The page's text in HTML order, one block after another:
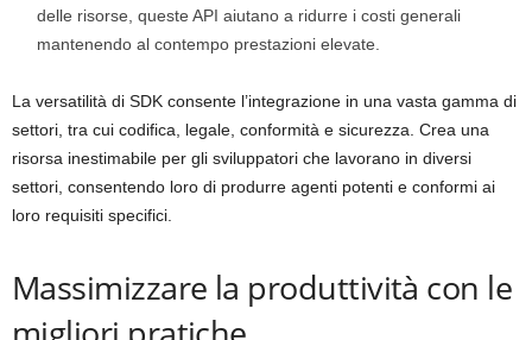
delle risorse, queste API aiutano a ridurre i costi generali
mantenendo al contempo prestazioni elevate.
La versatilità di SDK consente l’integrazione in una vasta gamma di
settori, tra cui codifica, legale, conformità e sicurezza. Crea una
risorsa inestimabile per gli sviluppatori che lavorano in diversi
settori, consentendo loro di produrre agenti potenti e conformi ai
loro requisiti specifici.
Massimizzare la produttività con le